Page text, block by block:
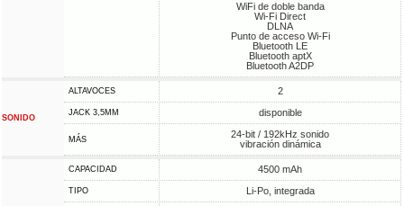
WiFi de doble banda
Wi-Fi Direct
DLNA
Punto de acceso Wi-Fi
Bluetooth LE
Bluetooth aptX
Bluetooth A2DP
SONIDO
ALTAVOCES 2
JACK 3,5MM disponible
MÁS
24-bit / 192kHz sonido
vibración dinámica
CAPACIDAD 4500 mAh
TIPO Li-Po, integrada